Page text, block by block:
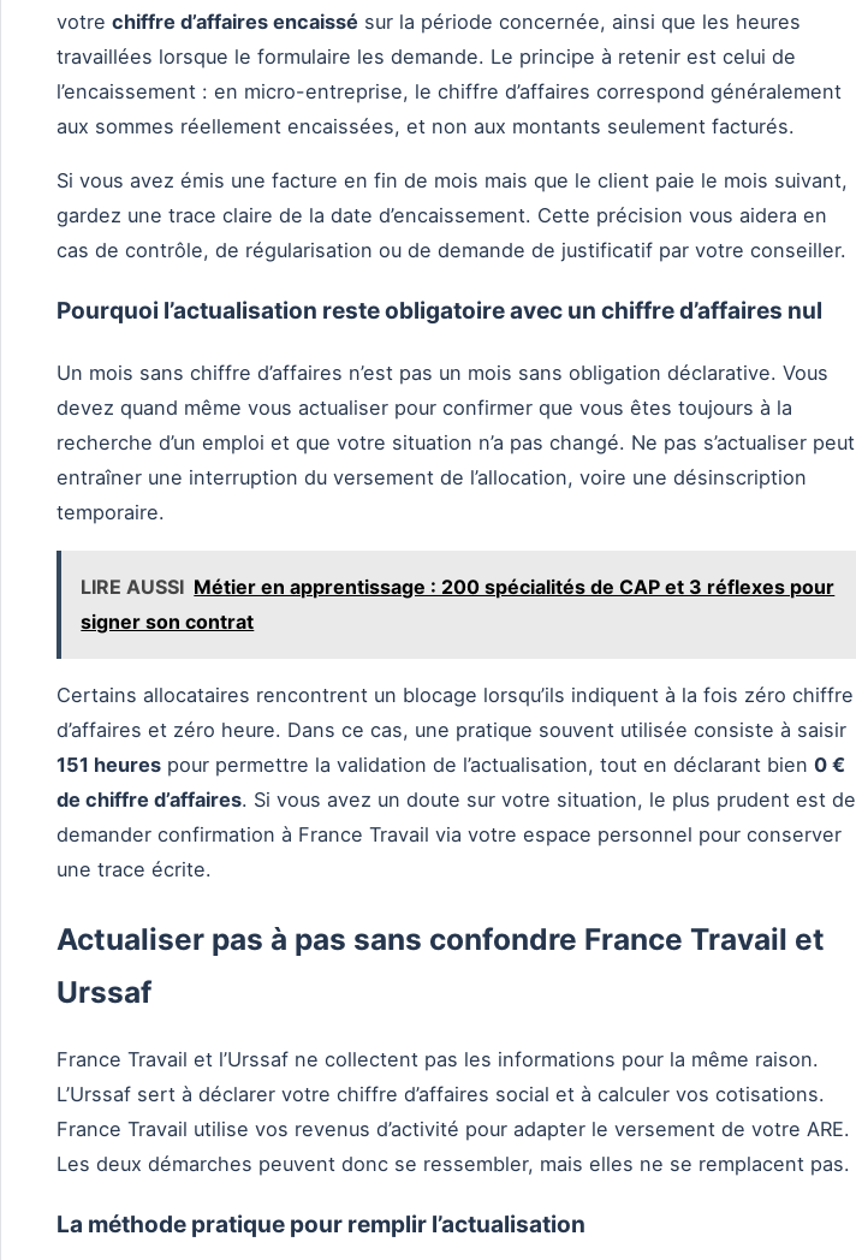
votre chiffre d’affaires encaissé sur la période concernée, ainsi que les heures
travaillées lorsque le formulaire les demande. Le principe à retenir est celui de
l’encaissement : en micro-entreprise, le chiffre d’affaires correspond généralement
aux sommes réellement encaissées, et non aux montants seulement facturés.
Si vous avez émis une facture en fin de mois mais que le client paie le mois suivant,
gardez une trace claire de la date d’encaissement. Cette précision vous aidera en
cas de contrôle, de régularisation ou de demande de justificatif par votre conseiller.
Pourquoi l’actualisation reste obligatoire avec un chiffre d’affaires nul
Un mois sans chiffre d’affaires n’est pas un mois sans obligation déclarative. Vous
devez quand même vous actualiser pour confirmer que vous êtes toujours à la
recherche d’un emploi et que votre situation n’a pas changé. Ne pas s’actualiser peut
entraîner une interruption du versement de l’allocation, voire une désinscription
temporaire.
LIRE AUSSI Métier en apprentissage : 200 spécialités de CAP et 3 réflexes pour
signer son contrat
Certains allocataires rencontrent un blocage lorsqu’ils indiquent à la fois zéro chiffre
d’affaires et zéro heure. Dans ce cas, une pratique souvent utilisée consiste à saisir
151 heures pour permettre la validation de l’actualisation, tout en déclarant bien 0 €
de chiffre d’affaires. Si vous avez un doute sur votre situation, le plus prudent est de
demander confirmation à France Travail via votre espace personnel pour conserver
une trace écrite.
Actualiser pas à pas sans confondre France Travail et
Urssaf
France Travail et l’Urssaf ne collectent pas les informations pour la même raison.
L’Urssaf sert à déclarer votre chiffre d’affaires social et à calculer vos cotisations.
France Travail utilise vos revenus d’activité pour adapter le versement de votre ARE.
Les deux démarches peuvent donc se ressembler, mais elles ne se remplacent pas.
La méthode pratique pour remplir l’actualisation